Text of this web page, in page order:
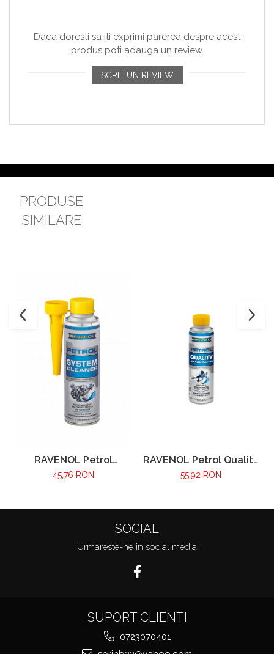
Daca doresti sa iti exprimi parerea despre acest
produs poti adauga un review.
SCRIE UN REVIEW
PRODUSE
SIMILARE
RAVENOL Petrol
System Cleaner 300ml
45,76 RON
RAVENOL Petrol Quality
Stabilisator 300ml
55,92 RON
SOCIAL
Urmareste-ne in social media
SUPORT CLIENTI
0723070401